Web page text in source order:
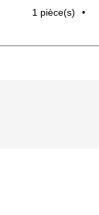
1 pièce(s)